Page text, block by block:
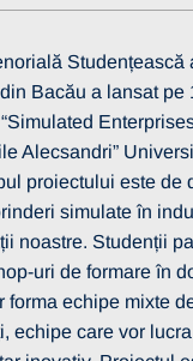
Studențească
Bacău a lansat pe
Alecsandri”
proiectului este de
simulate în
noastre. Studenții
uri de formare în
forma echipe mixte
echipe care vor